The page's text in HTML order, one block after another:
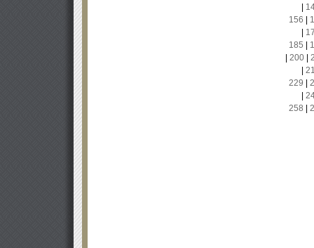
156
185
200|
229
258